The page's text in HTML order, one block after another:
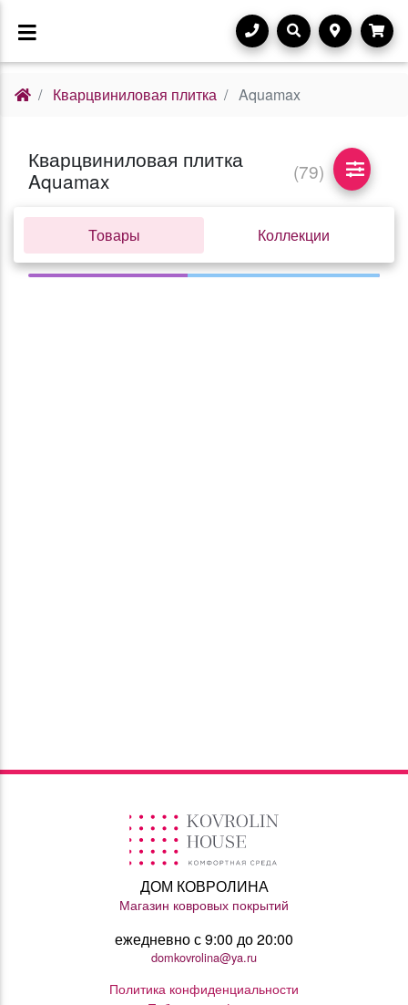
Кварцвиниловая плитка Aquamax
Кварцвиниловая плитка
Aquamax
(79)
Товары Коллекции
ДОМ КОВРОЛИНА
Магазин ковровых покрытий
ежедневно с 9:00 до 20:00
domkovrolina@ya.ru
Политика конфиденциальности